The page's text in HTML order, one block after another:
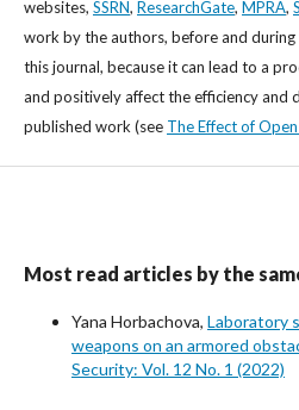
websites, SSRN, ResearchGate, MPRA,
work by the authors, before and
this journal, because it can lead to a
and positively affect the efficiency and
published work (see The Effect of
Most read articles by the
Yana Horbachova, Laboratory
weapons on an armored
Security: Vol. 12 No. 1 (2022)